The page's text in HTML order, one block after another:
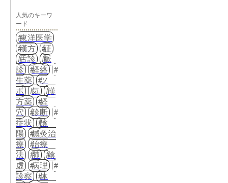
人気のキーワ
ード
東洋医学
漢方
証
舌診
脈
診
経絡
生薬
ツ
ボ
気
漢
方薬
経
穴
診断
症状
陰
陽
鍼灸治
療
治療
法
肺
陰
虚
病理
診察
体